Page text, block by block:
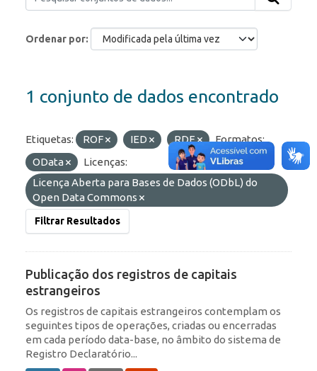
Ordenar por
1 conjunto de dados encontrado
Etiquetas: ROF IED RDE
Formatos:
OData
Licenças:
Licença Aberta para Bases de Dados (ODbL) do
Open Data Commons
Filtrar Resultados
Publicação dos registros de capitais
estrangeiros
Os registros de capitais estrangeiros contemplam os
seguintes tipos de operações, criadas ou encerradas
em cada período data-base, no âmbito do sistema de
Registro Declaratório...